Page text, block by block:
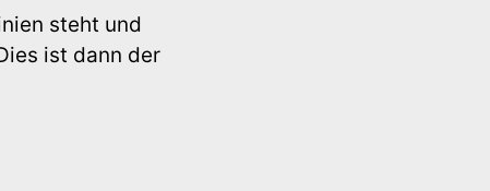
steht und
ist dann der